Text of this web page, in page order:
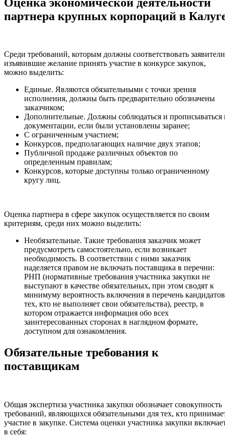
партнера крупных корпораций в
Среди требований, которым должны соответствовать
изъявившие желание принять участие в конкурсе закупок,
можно выделить:
Единые. Являются обязательными с точки зрения
исполнения, должны быть предварительно обозначены
заказчиком;
Дополнительные. Должны соблюдаться и прописываться
документации, если были установлены заранее;
С ограниченным участием;
Конкурсов, предполагающих наличие двух этапов;
Публичной продаже различных объектов по
определенным правилам;
Конкурсов, которые доступны только ограниченному
кругу лиц.
Оценка партнера в сфере закупок осуществляется по своим
критериям, среди них можно выделить:
Необязательные. Такие требования заказчик может
предусмотреть самостоятельно, если возникает
необходимость. В соответствии с ними заказчик
наделяется правом не включать поставщика в перечни:
РНП (нормативные требования участника закупки не
выступают в качестве обязательных, при этом сводят к
минимуму вероятность включения в перечень
тех, кто не выполняет свои обязательства), реестр, в
котором отражается информация обо всех
заинтересованных сторонах в наглядном формате,
доступном для ознакомления.
Обязательные требования к
поставщикам
Общая экспертиза участника закупки обозначает совокупность
требований, являющихся обязательными для тех, кто
участие в закупке. Система оценки участника закупки
в себя: